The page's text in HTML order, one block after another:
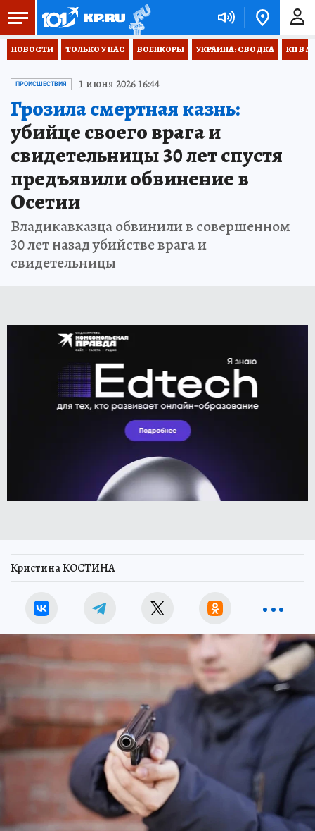
НОВОСТИ ТОЛЬКО У НАС ВОЕНКОРЫ УКРАИНА: СВОДКА КП В
ПРОИСШЕСТВИЯ 1 июня 2026 16:44
Грозила смертная казнь:
убийце своего врага и
свидетельницы 30 лет спустя
предъявили обвинение в
Осетии
Владикавказца обвинили в совершенном
30 лет назад убийстве врага и
свидетельницы
Кристина КОСТИНА